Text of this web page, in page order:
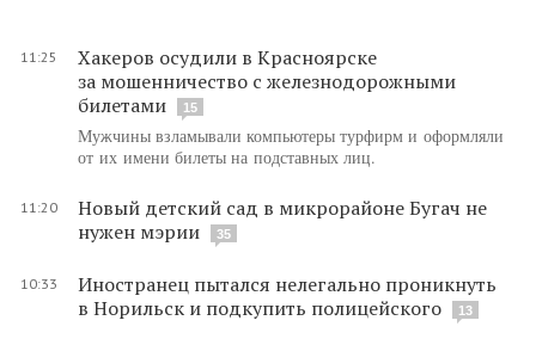
11:25
Хакеров осудили в Красноярске
за мошенничество с железнодорожными
билетами
15
Мужчины взламывали компьютеры турфирм и оформляли
от их имени билеты на подставных лиц.
11:20
Новый детский сад в микрорайоне Бугач не
нужен мэрии
35
10:33
Иностранец пытался нелегально проникнуть
в Норильск и подкупить полицейского
13